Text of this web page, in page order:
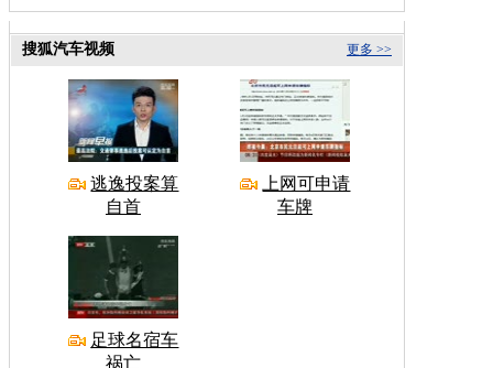
更多 >>
搜狐汽车视频
逃逸投案算
自首
上网可申请
车牌
足球名宿车
祸亡